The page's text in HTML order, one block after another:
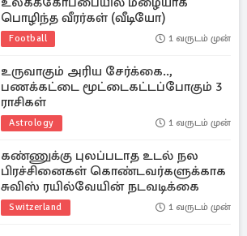
பொழிந்த வீரர்கள் (வீடியோ)
Football 1 வருடம் முன்
உருவாகும் அரிய சேர்க்கை..,
பணக்கட்டை மூட்டைகட்டப்போகும் 3
ராசிகள்
Astrology 1 வருடம் முன்
கண்ணுக்கு புலப்படாத உடல் நல
பிரச்சினைகள் கொண்டவர்களுக்காக
சுவிஸ் ரயில்வேயின் நடவடிக்கை
Switzerland 1 வருடம் முன்